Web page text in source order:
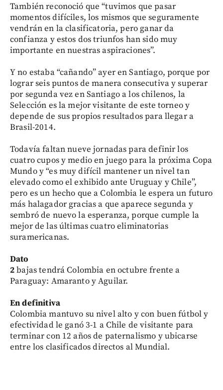
También reconoció que “tuvimos que pasar
momentos difíciles, los mismos que seguramente
vendrán en la clasificatoria, pero ganar da
confianza y estos dos triunfos han sido muy
importante en nuestras aspiraciones”.
Y no estaba “cañando” ayer en Santiago, porque por
lograr seis puntos de manera consecutiva y superar
por segunda vez en Santiago a los chilenos, la
Selección es la mejor visitante de este torneo y
depende de sus propios resultados para llegar a
Brasil-2014.
Todavía faltan nueve jornadas para definir los
cuatro cupos y medio en juego para la próxima Copa
Mundo y “es muy difícil mantener un nivel tan
elevado como el exhibido ante Uruguay y Chile”,
pero es un hecho que a Colombia le espera un futuro
más halagador gracias a que aparece segunda y
sembró de nuevo la esperanza, porque cumple la
mejor de las últimas cuatro eliminatorias
suramericanas.
Dato
2bajas tendrá Colombia en octubre frente a
Paraguay: Amaranto y Aguilar.
En definitiva
Colombia mantuvo su nivel alto y con buen fútbol y
efectividad le ganó 3-1 a Chile de visitante para
terminar con 12 años de paternalismo y ubicarse
entre los clasificados directos al Mundial.